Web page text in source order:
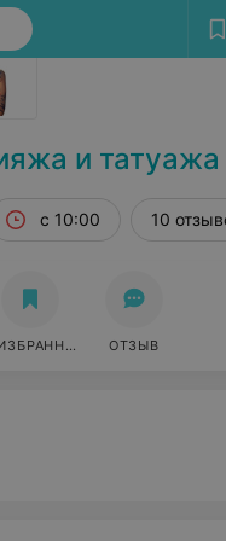
и
4 с 10:00 10
ОТЗЫВ